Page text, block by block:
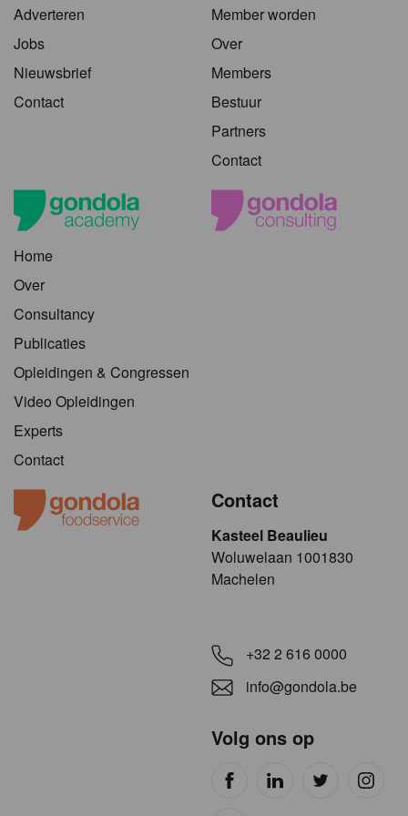
Adverteren
Jobs
Nieuwsbrief
Contact
Member worden
Over
Members
Bestuur
Partners
Contact
Home
Over
Consultancy
Publicaties
Opleidingen & Congressen
Video Opleidingen
Experts
Contact
Contact
Kasteel Beaulieu
​​​Woluwelaan 1001830
Machelen
+32 2 616 0000
info@gondola.be
Volg ons op